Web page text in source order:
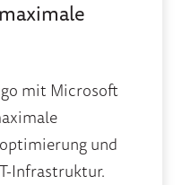
mit Microsoft
und
Infrastruktur.